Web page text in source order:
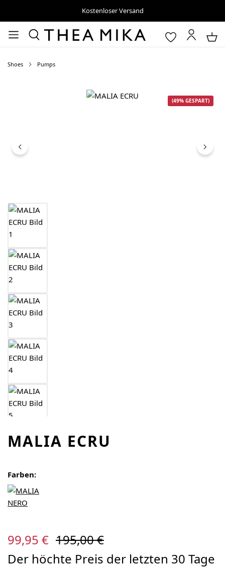
Kostenloser Versand
Shoes Pumps
Bildergalerie überspringen
(49% GESPART)
MALIA ECRU
Farben:
Verkaufspreis:
99,95 € Regulärer Preis:
195,00 €
Der höchte Preis der letzten 30 Tage